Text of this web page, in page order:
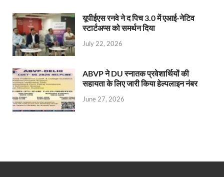
यूपीईएस रनवे ने द पिच 3.0 में एआई-नेटिव
स्टार्टअप्स को समर्थन दिया
July 22, 2026
ABVP ने DU स्नातक प्रवेशार्थियों की
सहायता के लिए जारी किया हेल्पलाइन नंबर
June 27, 2026